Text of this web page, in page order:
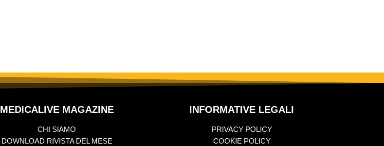
MEDICALIVE MAGAZINE
CHI SIAMO
DOWNLOAD RIVISTA DEL MESE
INFORMATIVE LEGALI
PRIVACY POLICY
COOKIE POLICY